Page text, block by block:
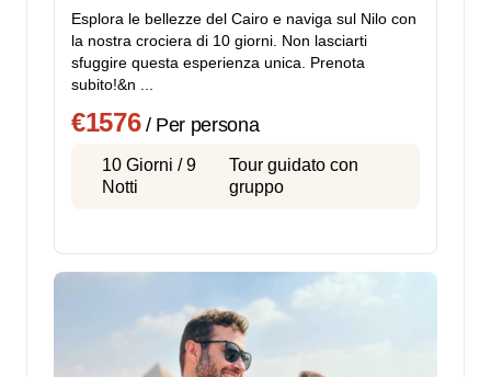
Esplora le bellezze del Cairo e naviga sul Nilo con
la nostra crociera di 10 giorni. Non lasciarti
sfuggire questa esperienza unica. Prenota
subito!&n ...
€1576/ Per persona
10 Giorni / 9
Notti
Tour guidato con
gruppo